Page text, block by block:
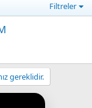
Filtreler
gereklidir.